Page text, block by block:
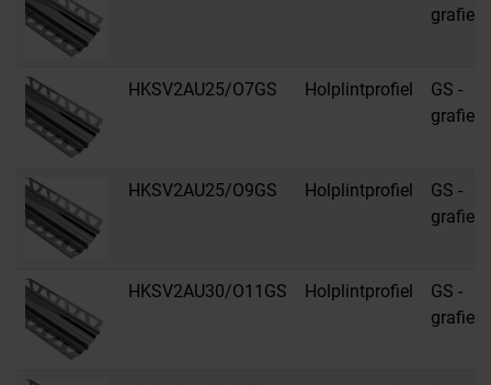
HKSV2AU25/O7GS Holplintprofiel
GS -
HKSV2AU25/O9GS Holplintprofiel
GS -
HKSV2AU30/O11GS Holplintprofiel
GS -